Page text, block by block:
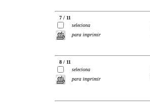
7 / 11
seleciona
para imprimir
8 / 11
seleciona
para imprimir